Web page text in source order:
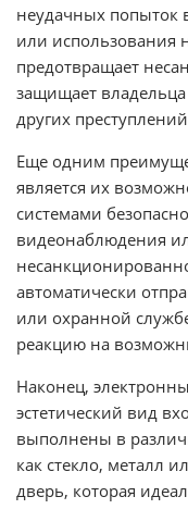
неудачных попыток
или использования
предотвращает
защищает
других
Еще одним
является их
системами
видеонаблюдения
автоматически
или охранной
реакцию на
Наконец,
эстетический вид
выполнены в
как стекло, металл
дверь, которая